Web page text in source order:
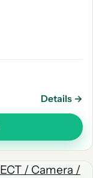
Details →